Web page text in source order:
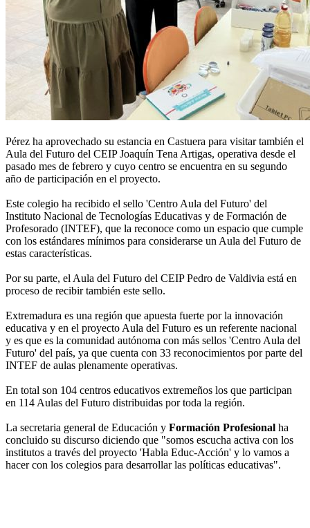
Pérez ha aprovechado su estancia en Castuera para visitar también el
Aula del Futuro del CEIP Joaquín Tena Artigas, operativa desde el
pasado mes de febrero y cuyo centro se encuentra en su segundo
año de participación en el proyecto.
Este colegio ha recibido el sello 'Centro Aula del Futuro' del
Instituto Nacional de Tecnologías Educativas y de Formación de
Profesorado (INTEF), que la reconoce como un espacio que cumple
con los estándares mínimos para considerarse un Aula del Futuro de
estas características.
Por su parte, el Aula del Futuro del CEIP Pedro de Valdivia está en
proceso de recibir también este sello.
Extremadura es una región que apuesta fuerte por la innovación
educativa y en el proyecto Aula del Futuro es un referente nacional
y es que es la comunidad autónoma con más sellos 'Centro Aula del
Futuro' del país, ya que cuenta con 33 reconocimientos por parte del
INTEF de aulas plenamente operativas.
En total son 104 centros educativos extremeños los que participan
en 114 Aulas del Futuro distribuidas por toda la región.
La secretaria general de Educación y Formación Profesional ha
concluido su discurso diciendo que "somos escucha activa con los
institutos a través del proyecto 'Habla Educ-Acción' y lo vamos a
hacer con los colegios para desarrollar las políticas educativas".